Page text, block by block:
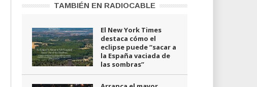
TAMBIÉN EN RADIOCABLE
El New York Times
destaca cómo el
eclipse puede “sacar a
la España vaciada de
las sombras”